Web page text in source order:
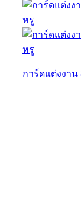
การ์ดแต่งงาน